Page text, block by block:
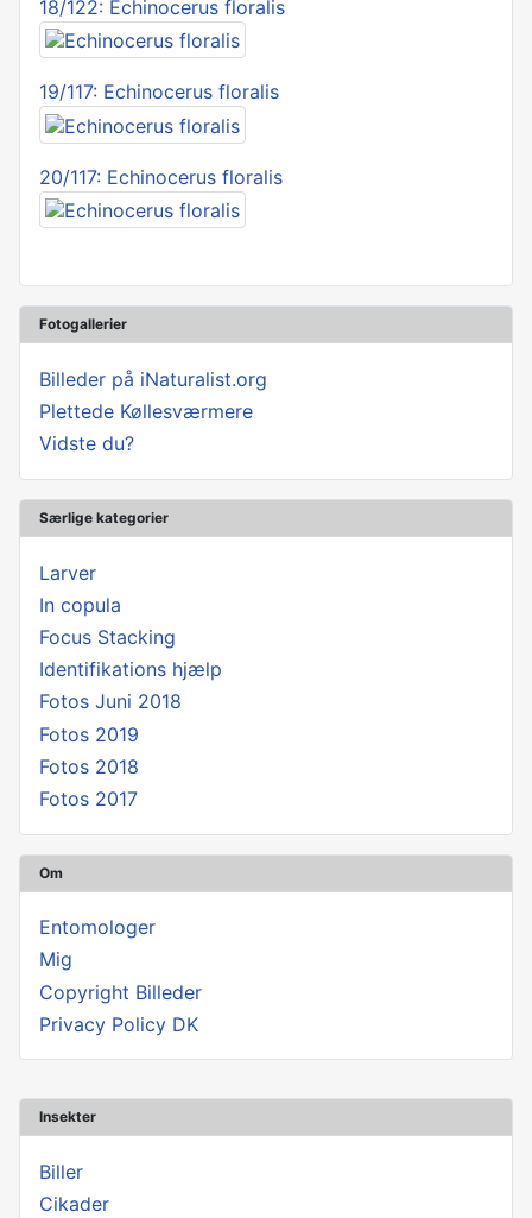
Insekter
Biller
Cikader
18/122: Echinocerus floralis
19/117: Echinocerus floralis
20/117: Echinocerus floralis
Fotogallerier
Billeder på iNaturalist.org
Plettede Køllesværmere
Vidste du?
Særlige kategorier
Larver
In copula
Focus Stacking
Identifikations hjælp
Fotos Juni 2018
Fotos 2019
Fotos 2018
Fotos 2017
Om
Entomologer
Mig
Copyright Billeder
Privacy Policy DK